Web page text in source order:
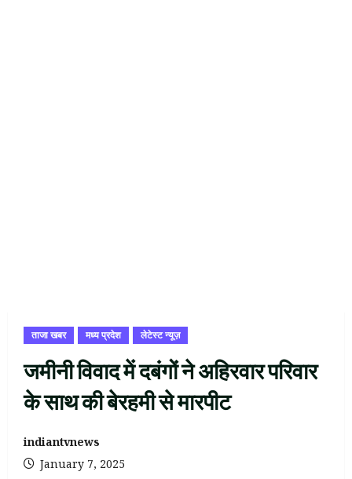
ताजा खबर मध्य प्रदेश लेटेस्ट न्यूज़
जमीनी विवाद में दबंगों ने अहिरवार परिवार
के साथ की बेरहमी से मारपीट
indiantvnews
January 7, 2025